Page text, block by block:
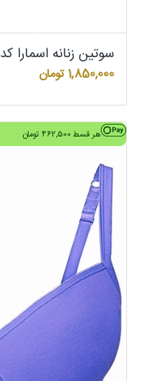
سوتین زنانه اسمارا کد 318762
1,850,000 تومان
هر قسط462,500 تومان